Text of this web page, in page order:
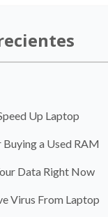
Up Laptop
a Used RAM
Data Right Now
Virus From Laptop